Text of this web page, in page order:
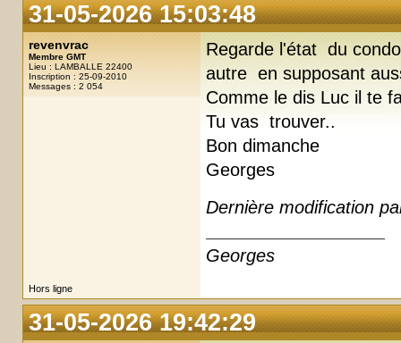
31-05-2026 15:03:48
revenvrac
Membre GMT
Lieu : LAMBALLE 22400
Inscription : 25-09-2010
Messages : 2 054
Regarde l'état du
autre en supposant
Comme le dis Luc il te
Tu vas trouver..
Bon dimanche
Georges
Dernière modification
Georges
Hors ligne
31-05-2026 19:42:29